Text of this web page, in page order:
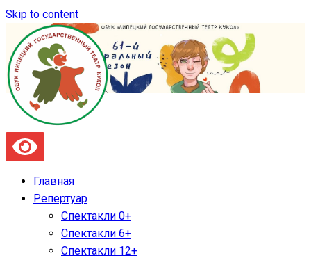
Skip to content
Главная
Репертуар
Спектакли 0+
Спектакли 6+
Спектакли 12+